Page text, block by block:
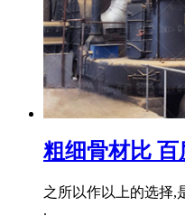
粗细骨材比 百
之所以作以上的选择,
.